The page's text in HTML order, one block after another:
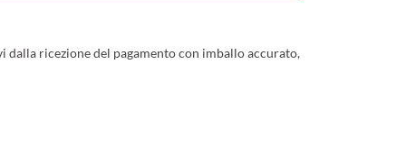
ricezione del pagamento con imballo accurato,